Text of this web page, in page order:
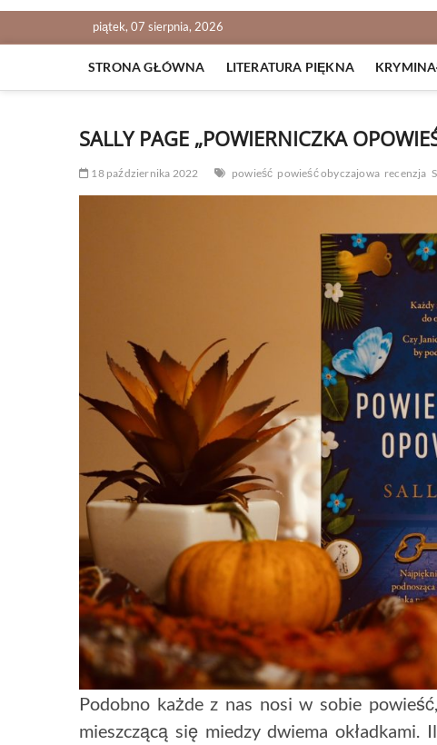
piątek, 07 sierpnia, 2026
STRONA GŁÓWNA LITERATURA PIĘKNA
SALLY PAGE „POWIERNICZKA
18 października 2022 powieść powieść obyczajowa recenzja
Podobno każde z nas nosi w sobie
mieszczącą się miedzy dwiema